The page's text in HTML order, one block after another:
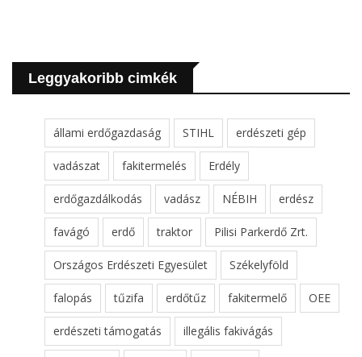
Leggyakoribb cimkék
állami erdőgazdaság STIHL erdészeti gép
vadászat fakitermelés Erdély
erdőgazdálkodás vadász NÉBIH erdész
favágó erdő traktor Pilisi Parkerdő Zrt.
Országos Erdészeti Egyesület Székelyföld
falopás tűzifa erdőtűz fakitermelő OEE
erdészeti támogatás illegális fakivágás